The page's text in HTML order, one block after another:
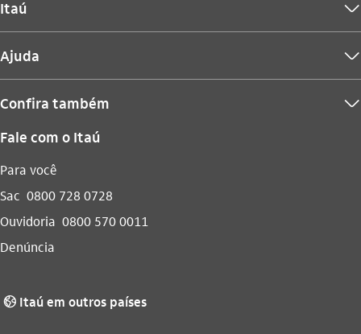
Itaú seta_baixo
Ajuda seta_baixo
Confira também seta_baixo
Fale com o Itaú
Para você
Sac 0800 728 0728
Ouvidoria 0800 570 0011
Denúncia
globo_outline Itaú em outros países